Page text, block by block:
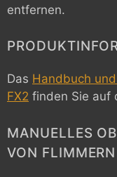
entfernen.
Das Handbuch
FX2 finden Sie auf
MANUELLES
VON FLIMMERN